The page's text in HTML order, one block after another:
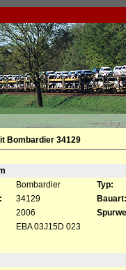
Bombardier 34129
Bombardier Typ:
34129 Bauart:
2006
EBA 03J15D 023